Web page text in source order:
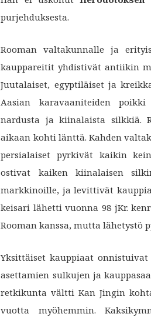
purjehduksesta.
Rooman valtakunnalle ja
kauppareitit yhdistivät antiikin
Juutalaiset, egyptiläiset ja
Aasian karavaaniteiden
nardusta ja kiinalaista silkkiä.
aikaan kohti länttä. Kahden
persialaiset pyrkivät kaikin
ostivat kaiken kiinalaisen
markkinoille, ja levittivät
keisari lähetti vuonna 98 jKr.
Rooman kanssa, mutta lähetystö
Yksittäiset kauppiaat
asettamien sulkujen ja
retkikunta vältti Kan Jingin
vuotta myöhemmin.